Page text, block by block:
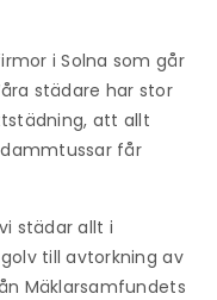
i Solna som går
städare har stor
att allt
får
städar allt i
till avtorkning av
Mäklarsamfundets